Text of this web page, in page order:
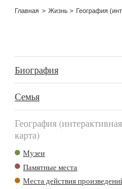
Родительские
Главная Жизнь География
Биография
Семья
География (интерактивная
карта)
Музеи
Памятные места
Места действия